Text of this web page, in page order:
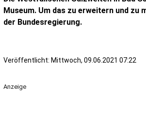
Museum. Um das zu erweitern und
der Bundesregierung.
Veröffentlicht: Mittwoch, 09.06.2021 07:22
Anzeige